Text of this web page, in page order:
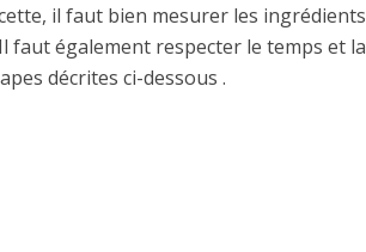
il faut bien mesurer les
faut également respecter le temps et
décrites ci-dessous .